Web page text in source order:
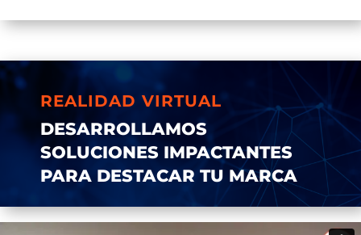
REALIDAD VIRTUAL
DESARROLLAMOS
SOLUCIONES IMPACTANTES
PARA DESTACAR TU MARCA